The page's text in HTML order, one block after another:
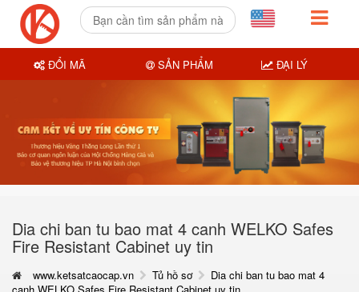
Dia chi ban tu bao mat 4 canh WELKO Safes
Fire Resistant Cabinet uy tin
www.ketsatcaocap.vn Tủ hồ sơ
Dia chi ban tu bao mat 4
ĐỔI MÃ SẢN PHẨM ĐẠI LÝ